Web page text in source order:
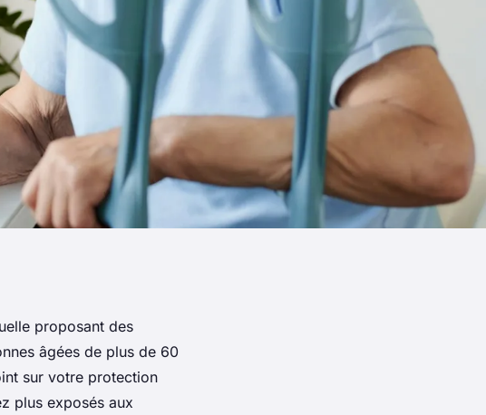
proposant des
âgées de plus de 60
sur votre protection
plus exposés aux